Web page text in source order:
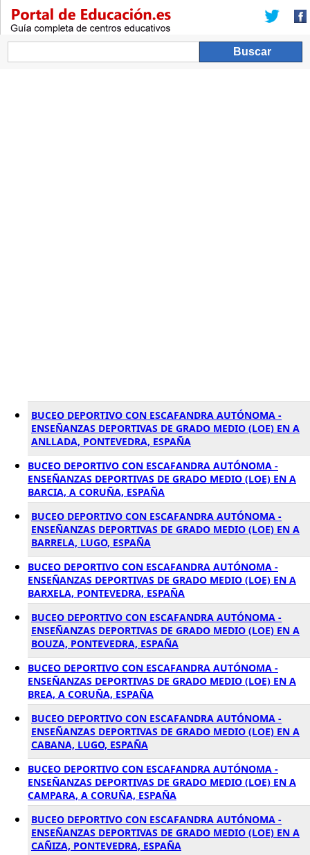
BUCEO DEPORTIVO CON ESCAFANDRA AUTÓNOMA -
ENSEÑANZAS DEPORTIVAS DE GRADO MEDIO (LOE) EN A
ANLLADA, PONTEVEDRA, ESPAÑA
BUCEO DEPORTIVO CON ESCAFANDRA AUTÓNOMA -
ENSEÑANZAS DEPORTIVAS DE GRADO MEDIO (LOE) EN A
BARCIA, A CORUÑA, ESPAÑA
BUCEO DEPORTIVO CON ESCAFANDRA AUTÓNOMA -
ENSEÑANZAS DEPORTIVAS DE GRADO MEDIO (LOE) EN A
BARRELA, LUGO, ESPAÑA
BUCEO DEPORTIVO CON ESCAFANDRA AUTÓNOMA -
ENSEÑANZAS DEPORTIVAS DE GRADO MEDIO (LOE) EN A
BARXELA, PONTEVEDRA, ESPAÑA
BUCEO DEPORTIVO CON ESCAFANDRA AUTÓNOMA -
ENSEÑANZAS DEPORTIVAS DE GRADO MEDIO (LOE) EN A
BOUZA, PONTEVEDRA, ESPAÑA
BUCEO DEPORTIVO CON ESCAFANDRA AUTÓNOMA -
ENSEÑANZAS DEPORTIVAS DE GRADO MEDIO (LOE) EN A
BREA, A CORUÑA, ESPAÑA
BUCEO DEPORTIVO CON ESCAFANDRA AUTÓNOMA -
ENSEÑANZAS DEPORTIVAS DE GRADO MEDIO (LOE) EN A
CABANA, LUGO, ESPAÑA
BUCEO DEPORTIVO CON ESCAFANDRA AUTÓNOMA -
ENSEÑANZAS DEPORTIVAS DE GRADO MEDIO (LOE) EN A
CAMPARA, A CORUÑA, ESPAÑA
BUCEO DEPORTIVO CON ESCAFANDRA AUTÓNOMA -
ENSEÑANZAS DEPORTIVAS DE GRADO MEDIO (LOE) EN A
CAÑIZA, PONTEVEDRA, ESPAÑA